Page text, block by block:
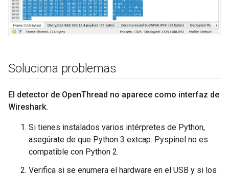
Soluciona problemas
El detector de OpenThread no aparece como interfaz de
Wireshark.
Si tienes instalados varios intérpretes de Python,
asegúrate de que Python 3 extcap. Pyspinel no es
compatible con Python 2.
Verifica si se enumera el hardware en el USB y si los